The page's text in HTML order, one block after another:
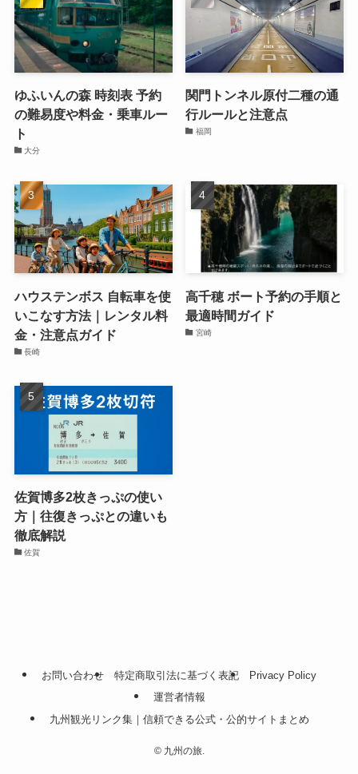
ゆふいんの森 時刻表 予約
の難易度や料金・乗車ルー
ト
大分
関門トンネル原付二種の通
行ルールと注意点
福岡
ハウステンボス 自転車を使
いこなす方法｜レンタル料
金・注意点ガイド
長崎
高千穂 ボート予約の手順と
最適時間ガイド
宮崎
佐賀博多2枚きっぷの使い
方｜往復きっぷとの違いも
徹底解説
佐賀
お問い合わせ 特定商取引法に基づく表記
Privacy Policy
運営者情報
九州観光リンク集｜信頼できる公式・公的サイトまとめ
©九州の旅.